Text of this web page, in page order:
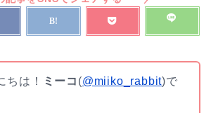
ちは！ ミーコ (@miiko_rabbit)で